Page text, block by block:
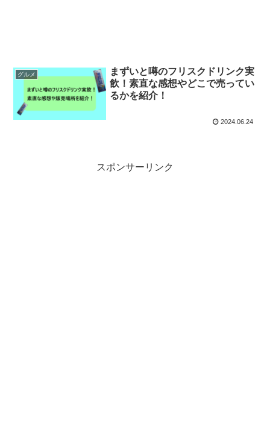
グルメ
まずいと噂のフリスクドリンク実
飲！素直な感想やどこで売ってい
るかを紹介！
2024.06.24
スポンサーリンク